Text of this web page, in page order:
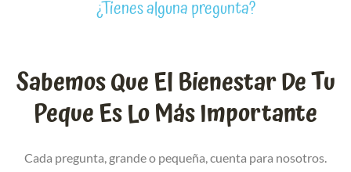
¿Tienes alguna pregunta?
Sabemos Que El Bienestar De Tu
Peque Es Lo Más Importante
Cada pregunta, grande o pequeña, cuenta para nosotros.